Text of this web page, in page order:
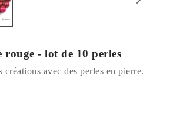
rouge - lot de 10 perles
avec des perles en pierre.